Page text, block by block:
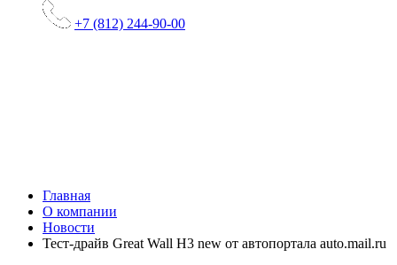
+7 (812) 244-90-00
Главная
О компании
Новости
Тест-драйв Great Wall H3 new от автопортала auto.mail.ru